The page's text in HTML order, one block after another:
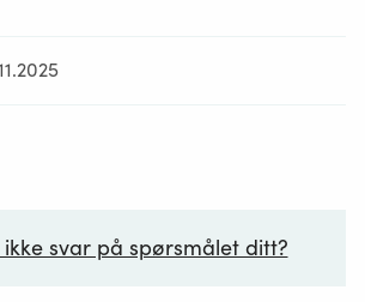
ikke svar på spørsmålet ditt?